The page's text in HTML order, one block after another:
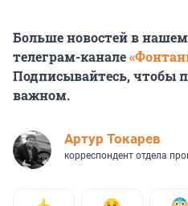
Больше новостей в
телеграм-канале
Подписывайтесь, чтобы
важном.
Артур Токарев
корреспондент отдела